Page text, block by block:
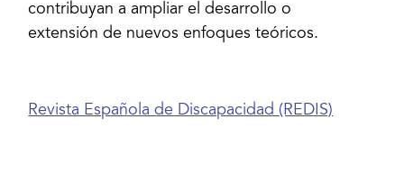
contribuyan a ampliar el desarrollo o
extensión de nuevos enfoques teóricos.
Revista Española de Discapacidad (REDIS)